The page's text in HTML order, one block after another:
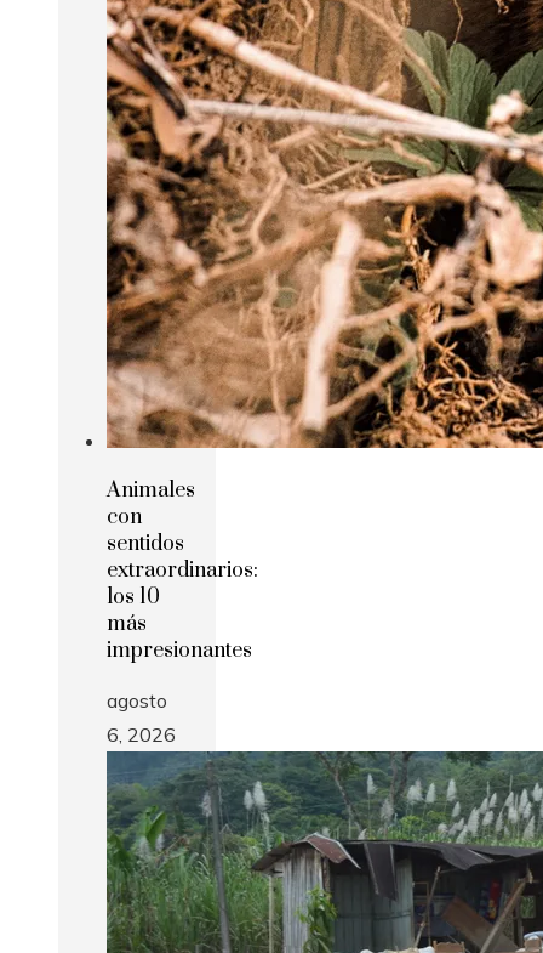
Animales
con
sentidos
extraordinarios:
los 10
más
impresionantes
agosto
6, 2026